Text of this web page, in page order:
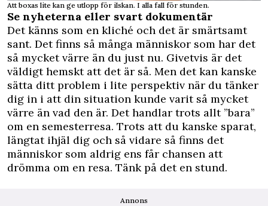
Att boxas lite kan ge utlopp för ilskan. I alla fall för stunden.
Se nyheterna eller svart dokumentär
Det känns som en kliché och det är smärtsamt
sant. Det finns så många människor som har det
så mycket värre än du just nu. Givetvis är det
väldigt hemskt att det är så. Men det kan kanske
sätta ditt problem i lite perspektiv när du tänker
dig in i att din situation kunde varit så mycket
värre än vad den är. Det handlar trots allt ”bara”
om en semesterresa. Trots att du kanske sparat,
längtat ihjäl dig och så vidare så finns det
människor som aldrig ens får chansen att
drömma om en resa. Tänk på det en stund.
Annons